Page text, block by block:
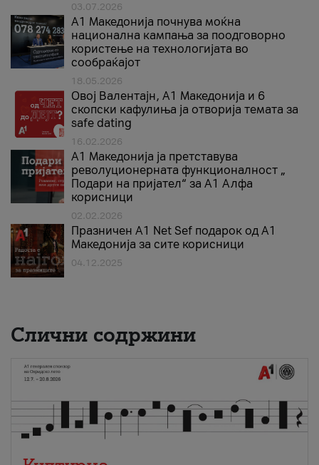
03.07.2026
A1 Македонија почнува моќна
национална кампања за поодговорно
користење на технологијата во
сообраќајот
18.05.2026
Овој Валентајн, A1 Македонија и 6
скопски кафулиња ја отворија темата за
safe dating
16.02.2026
А1 Македонија ја претставува
револуционерната функционалност „
Подари на пријател“ за А1 Алфа
корисници
02.02.2026
Празничен A1 Net Sеf подарок од А1
Македонија за сите корисници
04.12.2025
Слични содржини